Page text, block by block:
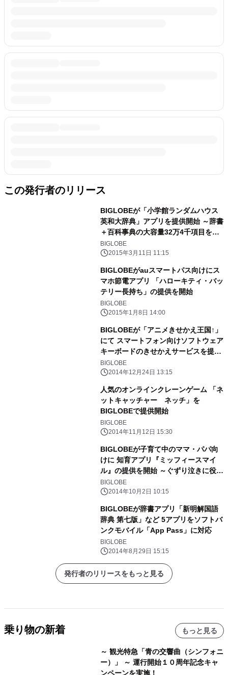
この発行者のリリース
BIGLOBEが「小学館ランダムハウス
英和大辞典」アプリを提供開始 ～辞書
＋百科事典の大容量32万4千項目を収
録～
BIGLOBE
2015年3月11日 11:15
BIGLOBEがauスマートパス向けにス
マホ節電アプリ 「ハローキティ・バッ
テリー長持ち」の提供を開始
BIGLOBE
2015年1月8日 14:00
BIGLOBEが「アニメきせかえ王国↑」
にて スマートフォン向けソフトウェア
キーボードのきせかえサービスを提供
開始
BIGLOBE
2014年12月24日 13:15
人気のオンラインクレーンゲーム 「ネ
ットキャッチャー ネッチ」を
BIGLOBEで提供開始
BIGLOBE
2014年11月12日 15:30
BIGLOBEが子育て中のママ・パパ向
けに 知育アプリ『ミッフィースマイ
ル』の提供を開始 ～ぐずり泣きに役立
つコンテンツや右脳を活性化するゲー
ムを収録～
BIGLOBE
2014年10月2日 10:15
BIGLOBEが辞書アプリ「新明解国語
辞典 第七版」など 5アプリをソフトバ
ンクモバイル「App Pass」に対応
BIGLOBE
2014年8月29日 15:15
発行者のリリースをもっと見る
乗り物の新着 もっと見る
～ 観光特急「青の交響曲（シンフォニ
ー）」 ～ 運行開始１０周年記念キャ
ンペーンを実施！